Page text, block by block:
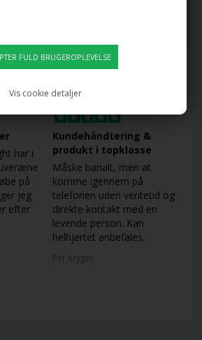
Vis cookie detaljer
vores kunder mener
har i
på
jeg
efter
Kundehåndtering &
produkt i topklasse
Måske banalt, men at
komme igennem på
telefonen uden ventetid og
direkte kontakt med en
levende person. Kan
helhjertet anbefales.
Per Kryger